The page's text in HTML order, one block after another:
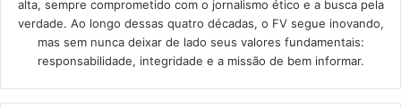
alta, sempre comprometido com o jornalismo ético e a busca pela
verdade. Ao longo dessas quatro décadas, o FV segue inovando,
mas sem nunca deixar de lado seus valores fundamentais:
responsabilidade, integridade e a missão de bem informar.​